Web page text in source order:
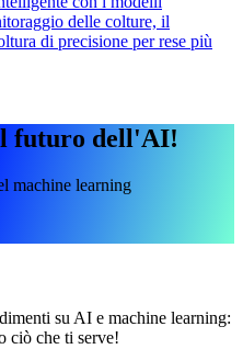
delle colture, il
di precisione per rese più
futuro dell'AI!
machine learning
su AI e machine learning:
ciò che ti serve!